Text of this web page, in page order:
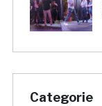
Categorie